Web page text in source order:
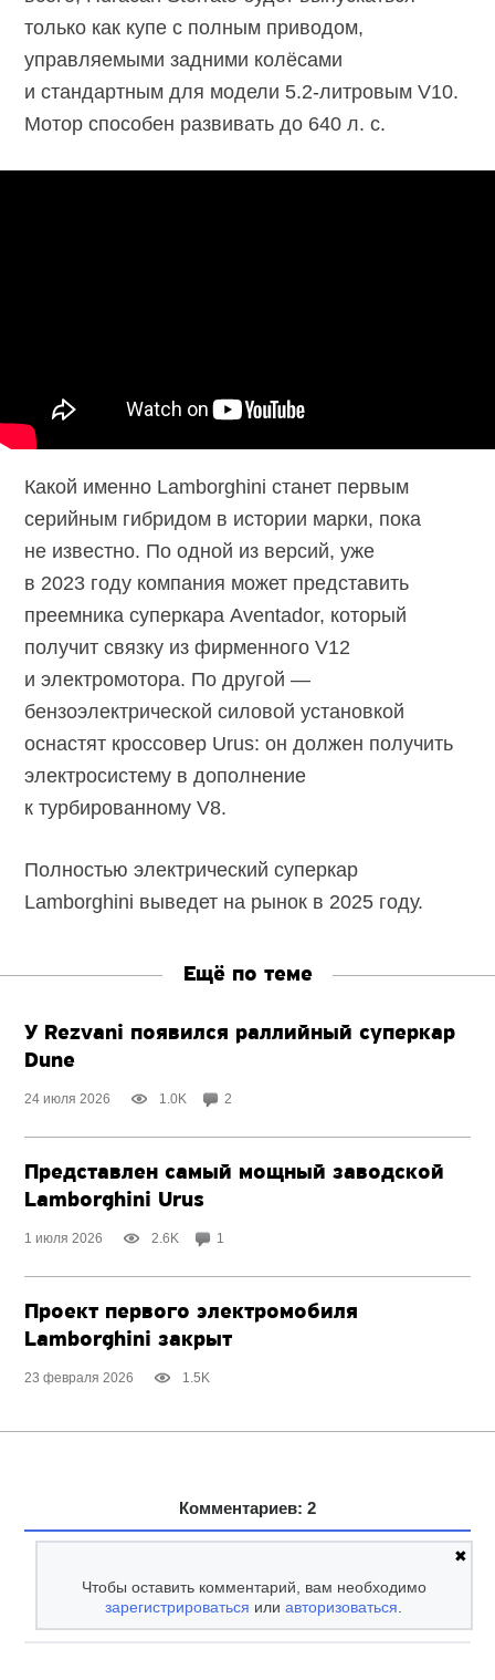
только как купе с полным приводом,
управляемыми задними колёсами
и стандартным для модели 5.2-литровым V10.
Мотор способен развивать до 640 л. с.
Какой именно Lamborghini станет первым
серийным гибридом в истории марки, пока
не известно. По одной из версий, уже
в 2023 году компания может представить
преемника суперкара Aventador, который
получит связку из фирменного V12
и электромотора. По другой —
бензоэлектрической силовой установкой
оснастят кроссовер Urus: он должен получить
электросистему в дополнение
к турбированному V8.
Полностью электрический суперкар
Lamborghini выведет на рынок в 2025 году.
Ещё по теме
У Rezvani появился раллийный суперкар
Dune
24 июля 2026 1.0K 2
Представлен самый мощный заводской
Lamborghini Urus
1 июля 2026 2.6K 1
Проект первого электромобиля
Lamborghini закрыт
23 февраля 2026 1.5K
Комментариев: 2
✖
Чтобы оставить комментарий, вам необходимо
зарегистрироваться илиавторизоваться.